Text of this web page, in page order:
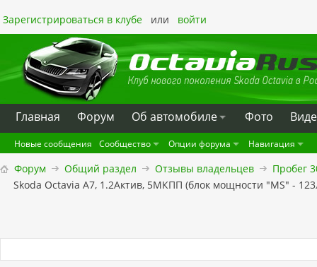
Зарегистрироваться в клубе или войти
Главная Форум Oб автомобиле Фото
Новые сообщения Сообщество Опции форума Навигация
Форум Общий раздел Отзывы владельцев
Пробег
Skoda Octavia А7, 1.2Актив, 5МКПП (блок мощности "MS" -